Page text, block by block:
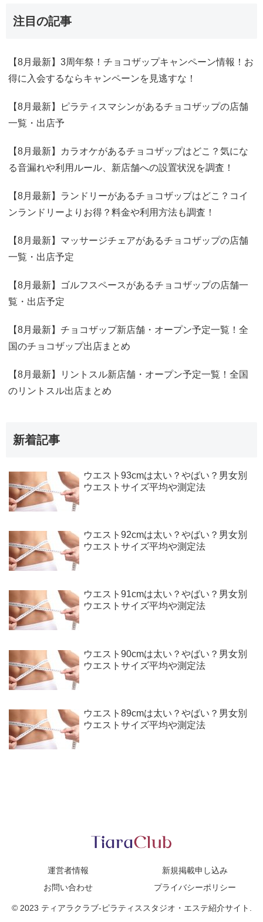
注目の記事
【8月最新】3周年祭！チョコザップキャンペーン情報！お
得に入会するならキャンペーンを見逃すな！
【8月最新】ピラティスマシンがあるチョコザップの店舗
一覧・出店予
【8月最新】カラオケがあるチョコザップはどこ？気にな
る音漏れや利用ルール、新店舗への設置状況を調査！
【8月最新】ランドリーがあるチョコザップはどこ？コイ
ンランドリーよりお得？料金や利用方法も調査！
【8月最新】マッサージチェアがあるチョコザップの店舗
一覧・出店予定
【8月最新】ゴルフスペースがあるチョコザップの店舗一
覧・出店予定
【8月最新】チョコザップ新店舗・オープン予定一覧！全
国のチョコザップ出店まとめ
【8月最新】リントスル新店舗・オープン予定一覧！全国
のリントスル出店まとめ
新着記事
ウエスト93cmは太い？やばい？男女別
ウエストサイズ平均や測定法
ウエスト92cmは太い？やばい？男女別
ウエストサイズ平均や測定法
ウエスト91cmは太い？やばい？男女別
ウエストサイズ平均や測定法
ウエスト90cmは太い？やばい？男女別
ウエストサイズ平均や測定法
ウエスト89cmは太い？やばい？男女別
ウエストサイズ平均や測定法
運営者情報
新規掲載申し込み
お問い合わせ
プライバシーポリシー
© 2023 ティアラクラブ-ピラティススタジオ・エステ紹介サイト.